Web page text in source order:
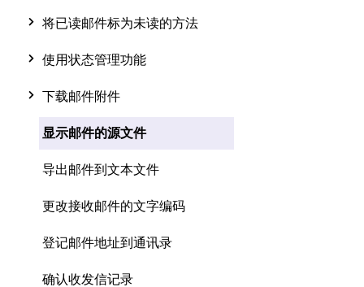
将已读邮件标为未读的方法
使用状态管理功能
下载邮件附件
显示邮件的源文件
导出邮件到文本文件
更改接收邮件的文字编码
登记邮件地址到通讯录
确认收发信记录